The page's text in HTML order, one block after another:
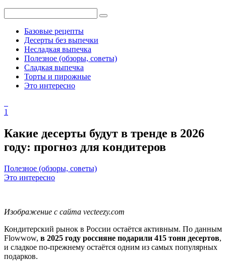
Базовые рецепты
Десерты без выпечки
Несладкая выпечка
Полезное (обзоры, советы)
Сладкая выпечка
Торты и пирожные
Это интересно
1
Какие десерты будут в тренде в 2026
году: прогноз для кондитеров
Полезное (обзоры, советы)
Это интересно
Изображение с сайта vecteezy.com
Кондитерский рынок в России остаётся активным. По данным
Flowwow, в 2025 году россияне подарили 415 тонн десертов,
и сладкое по-прежнему остаётся одним из самых популярных
подарков.